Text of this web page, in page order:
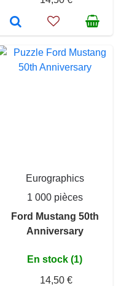
Eurographics
1 000 pièces
Ford Mustang 50th
Anniversary
En stock (1)
14,50 €